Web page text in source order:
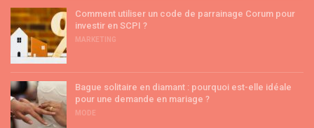
Comment utiliser un code de parrainage Corum pour
investir en SCPI ?
MARKETING
Bague solitaire en diamant : pourquoi est-elle idéale
pour une demande en mariage ?
MODE